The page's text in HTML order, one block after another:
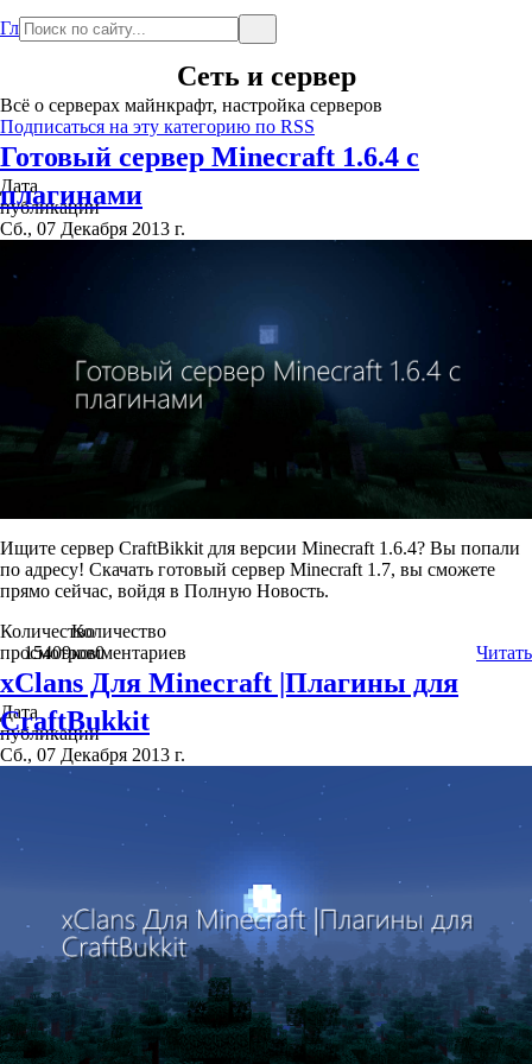
Главная
Сеть и сервер
Всё о серверах майнкрафт, настройка серверов
Подписаться на эту категорию по RSS
Готовый сервер Minecraft 1.6.4 с
плагинами
Дата
публикации
Сб., 07 Декабря 2013 г.
Ищите сервер CraftBikkit для версии Minecraft 1.6.4? Вы попали
по адресу! Скачать готовый сервер Minecraft 1.7, вы сможете
прямо сейчас, войдя в Полную Новость.
Количество
просмотров
15409
Количество
комментариев
0 Читать
xClans Для Minecraft |Плагины для
CraftBukkit
Дата
публикации
Сб., 07 Декабря 2013 г.